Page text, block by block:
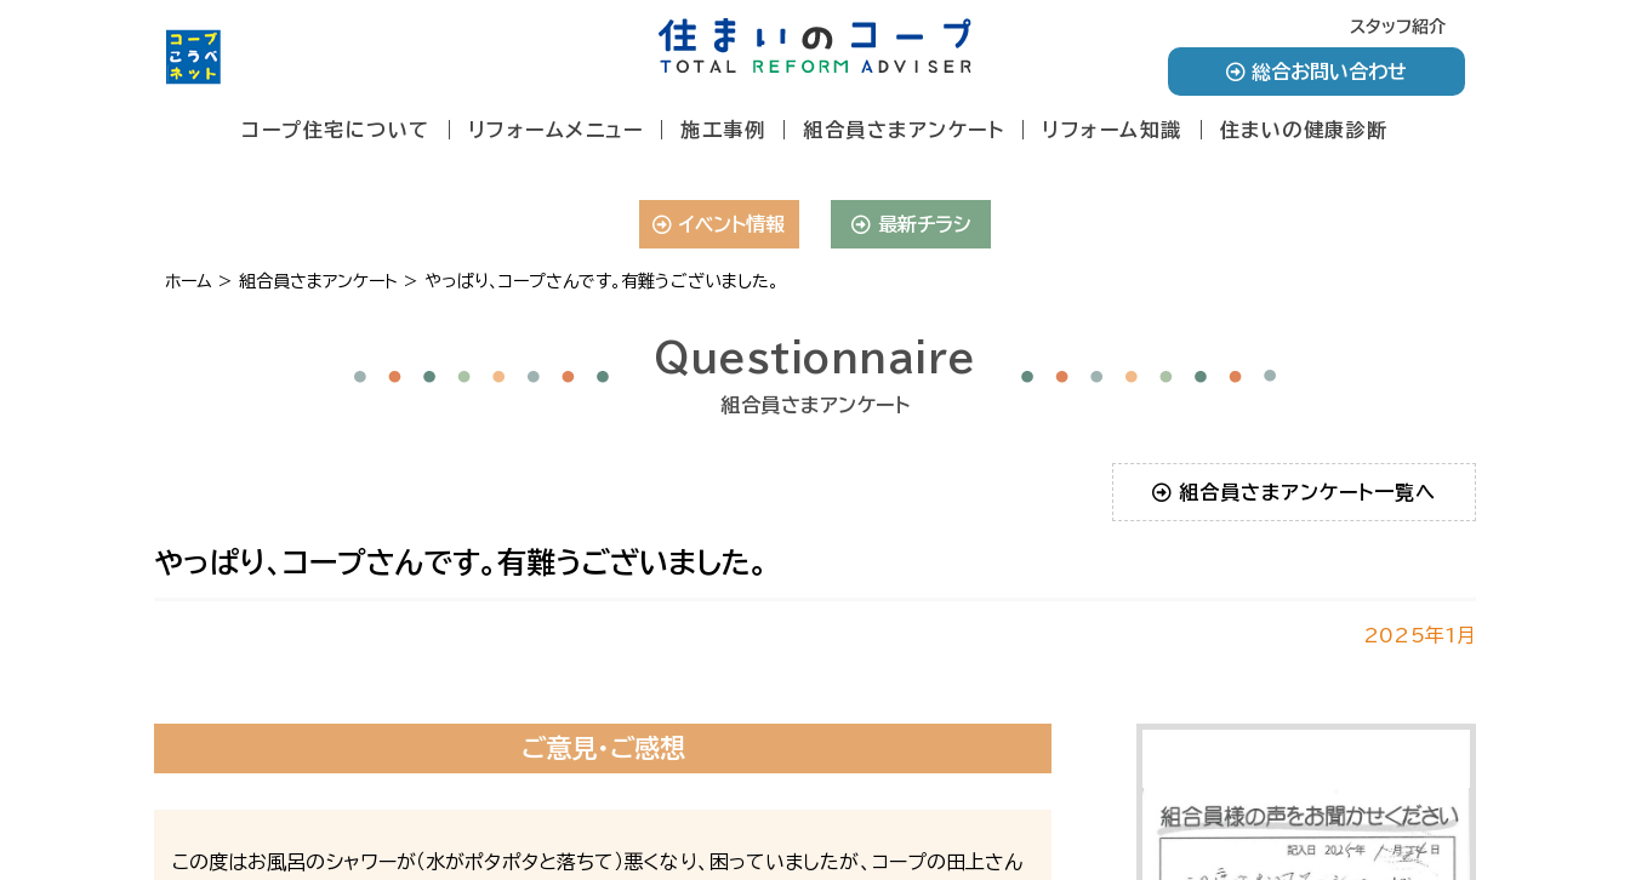
スタッフ紹介
総合お問い合わせ
コープ住宅について リフォームメニュー 施工事例 組合員さまアンケート リフォーム知識 住まいの健康診断
イベント情報 最新チラシ
ホーム > 組合員さまアンケート > やっぱり、コープさんです。有難うございました。
Questionnaire
組合員さまアンケート
組合員さまアンケート一覧へ
やっぱり、コープさんです。有難うございました。
2025年1月
ご意見・ご感想
この度はお風呂のシャワーが（水がポタポタと落ちて）悪くなり、困っていましたが、コープの田上さん